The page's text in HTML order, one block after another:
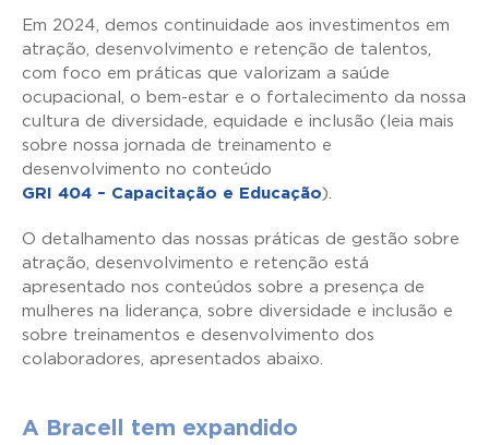
Em 2024, demos continuidade aos investimentos em
atração, desenvolvimento e retenção de talentos,
com foco em práticas que valorizam a saúde
ocupacional, o bem-estar e o fortalecimento da nossa
cultura de diversidade, equidade e inclusão (leia mais
sobre nossa jornada de treinamento e
desenvolvimento no conteúdo
GRI 404 – Capacitação e Educação).
O detalhamento das nossas práticas de gestão sobre
atração, desenvolvimento e retenção está
apresentado nos conteúdos sobre a presença de
mulheres na liderança, sobre diversidade e inclusão e
sobre treinamentos e desenvolvimento dos
colaboradores, apresentados abaixo.
A Bracell tem expandido